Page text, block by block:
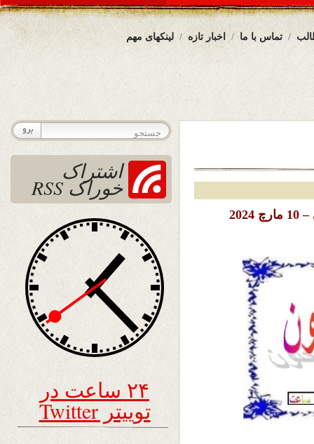
لینکهای مهم اخبار تازه تماس با ما
تاریخ نشر: یکشنبه 20 حوت (اسفند) 1402 خورشیدی – 10 مارچ 2024
اشتراک
خوراک RSS
۲۴ ساعت در
توییتر Twitter